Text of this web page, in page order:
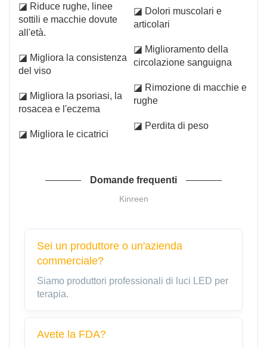
◪ Riduce rughe, linee
sottili e macchie dovute
all'età.
◪ Migliora la consistenza
del viso
◪ Migliora la psoriasi, la
rosacea e l'eczema
◪ Migliora le cicatrici
◪ Dolori muscolari e
articolari
◪ Miglioramento della
circolazione sanguigna
◪ Rimozione di macchie e
rughe
◪ Perdita di peso
Domande frequenti
Kinreen
Sei un produttore o un'azienda
commerciale?
Siamo produttori professionali di luci LED per
terapia.
Avete la FDA?